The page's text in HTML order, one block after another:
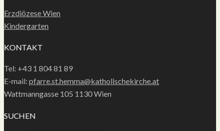
Erzdiözese Wien
Kindergarten
KONTAKT
Tel: +43 1 804 81 89
E-mail: pfarre.st.hemma@katholischekirche.at
Wattmanngasse 105 1130 Wien
SUCHEN